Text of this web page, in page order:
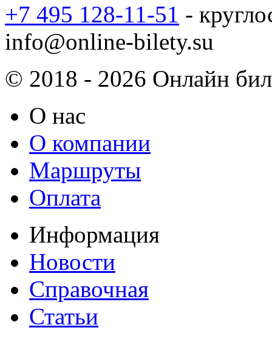
+7 495 128-11-51 -
info@online-bilety.su
© 2018 - 2026 Онлайн
О нас
О компании
Маршруты
Оплата
Информация
Новости
Справочная
Статьи